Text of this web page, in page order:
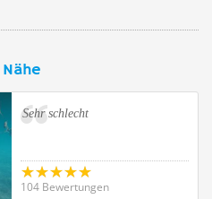
Sehr schlecht
104 Bewertungen